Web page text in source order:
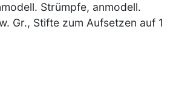
Strümpfe, anmodell.
Gr., Stifte zum Aufsetzen auf 1